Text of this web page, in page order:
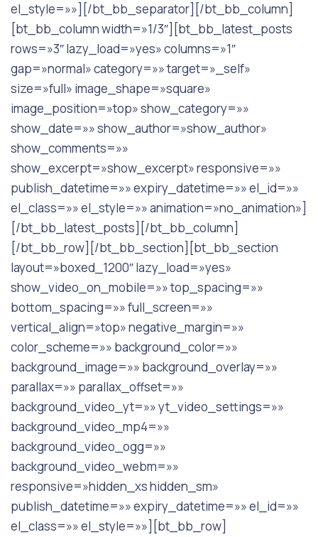
el_style=»»][/bt_bb_separator][/bt_bb_column]
[bt_bb_column width=»1/3″][bt_bb_latest_posts
rows=»3″ lazy_load=»yes» columns=»1″
gap=»normal» category=»» target=»_self»
size=»full» image_shape=»square»
image_position=»top» show_category=»»
show_date=»» show_author=»show_author»
show_comments=»»
show_excerpt=»show_excerpt» responsive=»»
publish_datetime=»» expiry_datetime=»» el_id=»»
el_class=»» el_style=»» animation=»no_animation»]
[/bt_bb_latest_posts][/bt_bb_column]
[/bt_bb_row][/bt_bb_section][bt_bb_section
layout=»boxed_1200″ lazy_load=»yes»
show_video_on_mobile=»» top_spacing=»»
bottom_spacing=»» full_screen=»»
vertical_align=»top» negative_margin=»»
color_scheme=»» background_color=»»
background_image=»» background_overlay=»»
parallax=»» parallax_offset=»»
background_video_yt=»» yt_video_settings=»»
background_video_mp4=»»
background_video_ogg=»»
background_video_webm=»»
responsive=»hidden_xs hidden_sm»
publish_datetime=»» expiry_datetime=»» el_id=»»
el_class=»» el_style=»»][bt_bb_row]